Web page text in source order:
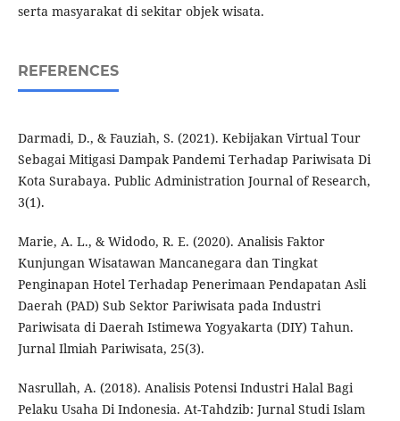
serta masyarakat di sekitar objek wisata.
REFERENCES
Darmadi, D., & Fauziah, S. (2021). Kebijakan Virtual Tour
Sebagai Mitigasi Dampak Pandemi Terhadap Pariwisata Di
Kota Surabaya. Public Administration Journal of Research,
3(1).
Marie, A. L., & Widodo, R. E. (2020). Analisis Faktor
Kunjungan Wisatawan Mancanegara dan Tingkat
Penginapan Hotel Terhadap Penerimaan Pendapatan Asli
Daerah (PAD) Sub Sektor Pariwisata pada Industri
Pariwisata di Daerah Istimewa Yogyakarta (DIY) Tahun.
Jurnal Ilmiah Pariwisata, 25(3).
Nasrullah, A. (2018). Analisis Potensi Industri Halal Bagi
Pelaku Usaha Di Indonesia. At-Tahdzib: Jurnal Studi Islam